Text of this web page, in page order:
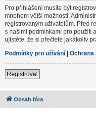
Pro přihlášení musíte být
mnohem větší možnosti.
registrovaným uživatelům. Před
s našimi podmínkami pro použití
ujistěte, že si přečtete jakákoliv
Podmínky pro užívání | Ochrana
Registrovat
Obsah fóra